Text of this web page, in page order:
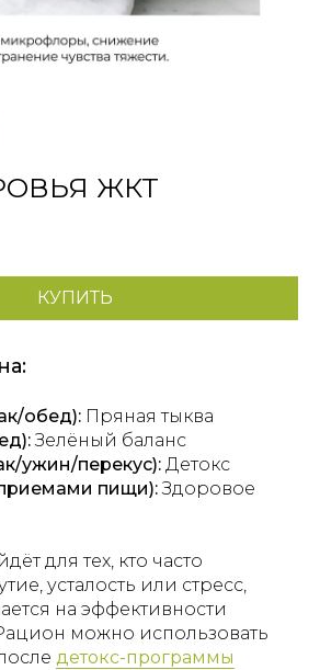
ЖКТ
КУПИТЬ
обед): Пряная тыква
Зелёный баланс
ужин/перекус): Детокс
пищи):Здоровое
для тех, кто часто
усталость или стресс,
на эффективности
можно использовать
детокс-программы